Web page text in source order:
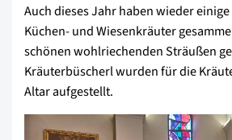
Auch dieses Jahr haben wieder
Küchen- und Wiesenkräuter
schönen wohlriechenden Sträußen
Kräuterbüscherl wurden für die
Altar aufgestellt.